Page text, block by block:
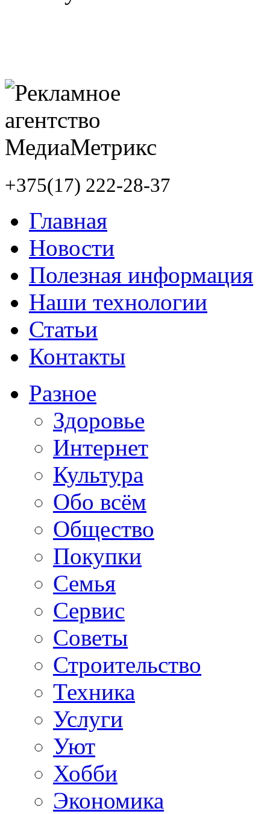
+375(17) 222-28-37
Главная
Новости
Полезная информация
Наши технологии
Статьи
Контакты
Разное
Здоровье
Интернет
Культура
Обо всём
Общество
Покупки
Семья
Сервис
Советы
Строительство
Техника
Услуги
Уют
Хобби
Экономика